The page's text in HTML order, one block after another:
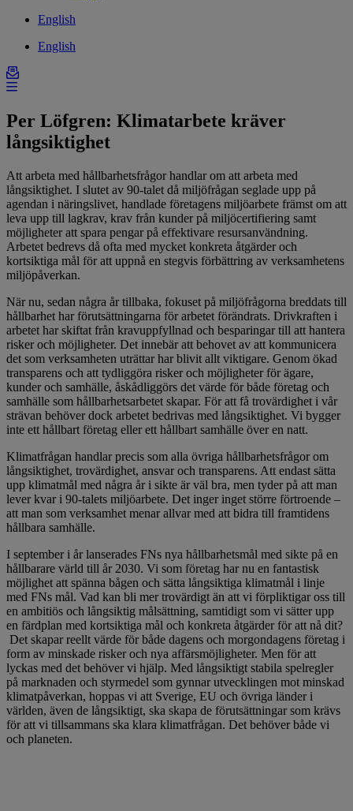
English
English
Per Löfgren: Klimatarbete kräver
långsiktighet
Att arbeta med hållbarhetsfrågor handlar om att arbeta med
långsiktighet. I slutet av 90-talet då miljöfrågan seglade upp på
agendan i näringslivet, handlade företagens miljöarbete främst om att
leva upp till lagkrav, krav från kunder på miljöcertifiering samt
möjligheter att spara pengar på effektivare resursanvändning.
Arbetet bedrevs då ofta med mycket konkreta åtgärder och
kortsiktiga mål för att uppnå en stegvis förbättring av verksamhetens
miljöpåverkan.
När nu, sedan några år tillbaka, fokuset på miljöfrågorna breddats till
hållbarhet har förutsättningarna för arbetet förändrats. Drivkraften i
arbetet har skiftat från kravuppfyllnad och besparingar till att hantera
risker och möjligheter. Det innebär att behovet av att kommunicera
det som verksamheten uträttar har blivit allt viktigare. Genom ökad
transparens och att tydliggöra risker och möjligheter för ägare,
kunder och samhälle, åskådliggörs det värde för både företag och
samhälle som hållbarhetsarbetet skapar. För att få trovärdighet i vår
strävan behöver dock arbetet bedrivas med långsiktighet. Vi bygger
inte ett hållbart företag eller ett hållbart samhälle över en natt.
Klimatfrågan handlar precis som alla övriga hållbarhetsfrågor om
långsiktighet, trovärdighet, ansvar och transparens. Att endast sätta
upp klimatmål med några år i sikte är väl bra, men tyder på att man
lever kvar i 90-talets miljöarbete. Det inger inget större förtroende –
att man som verksamhet menar allvar med att bidra till framtidens
hållbara samhälle.
I september i år lanserades FNs nya hållbarhetsmål med sikte på en
hållbarare värld till år 2030. Vi som företag har nu en fantastisk
möjlighet att spänna bågen och sätta långsiktiga klimatmål i linje
med FNs mål. Vad kan bli mer trovärdigt än att vi förpliktigar oss till
en ambitiös och långsiktig målsättning, samtidigt som vi sätter upp
en färdplan med kortsiktiga mål och konkreta åtgärder för att nå dit?
Det skapar reellt värde för både dagens och morgondagens företag i
form av minskade risker och nya affärsmöjligheter. Men för att
lyckas med det behöver vi hjälp. Med långsiktigt stabila spelregler
på marknaden och styrmedel som gynnar utvecklingen mot minskad
klimatpåverkan, hoppas vi att Sverige, EU och övriga länder i
världen, även de långsiktigt, ska skapa de förutsättningar som krävs
för att vi tillsammans ska klara klimatfrågan. Det behöver både vi
och planeten.